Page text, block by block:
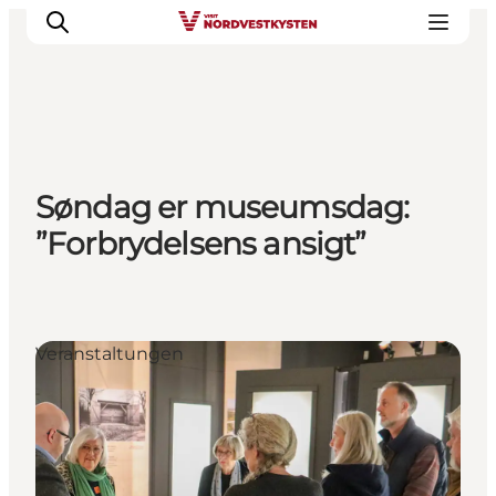
Urlaubsorte
Inspiration
Events
Søndag er museumsdag:
”Forbrydelsens ansigt”
Veranstaltungen